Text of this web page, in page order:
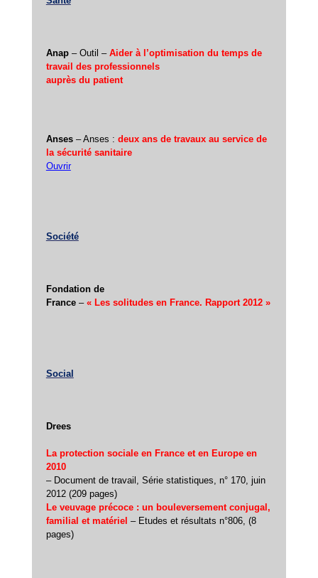
Anap– Outil – Aider à l’optimisation du temps de
travail des professionnels
auprès du patient
Anses– Anses : deux ans de travaux au service de
la sécurité sanitaire
Ouvrir
Société
Fondation de
France– « Les solitudes en France. Rapport 2012 »
Social
Drees
La protection sociale en France et en Europe en
2010
– Document de travail, Série statistiques, n° 170, juin
2012 (209 pages)
Le veuvage précoce : un bouleversement conjugal,
familial et matériel – Etudes et résultats n°806, (8
pages)